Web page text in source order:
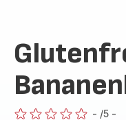
- /5 -